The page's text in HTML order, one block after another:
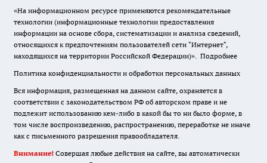
«На информационном ресурсе применяются рекомендательные
технологии (информационные технологии предоставления
информации на основе сбора, систематизации и анализа сведений,
относящихся к предпочтениям пользователей сети "Интернет",
находящихся на территории Российской Федерации)». Подробнее
Политика конфиденциальности и обработки персональных данных
Вся информация, размещенная на данном сайте, охраняется в
соответствии с законодательством РФ об авторском праве и не
подлежит использованию кем-либо в какой бы то ни было форме, в
том числе воспроизведению, распространению, переработке не иначе
как с письменного разрешения правообладателя.
Внимание! Совершая любые действия на сайте, вы автоматически